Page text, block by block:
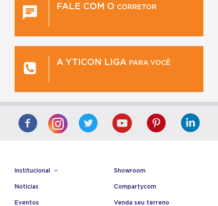
FALE COM O CORRETOR
A YTICON LIGA PARA VOCÊ
Institucional
Notícias
Eventos
Showroom
Compartycom
Venda seu terreno